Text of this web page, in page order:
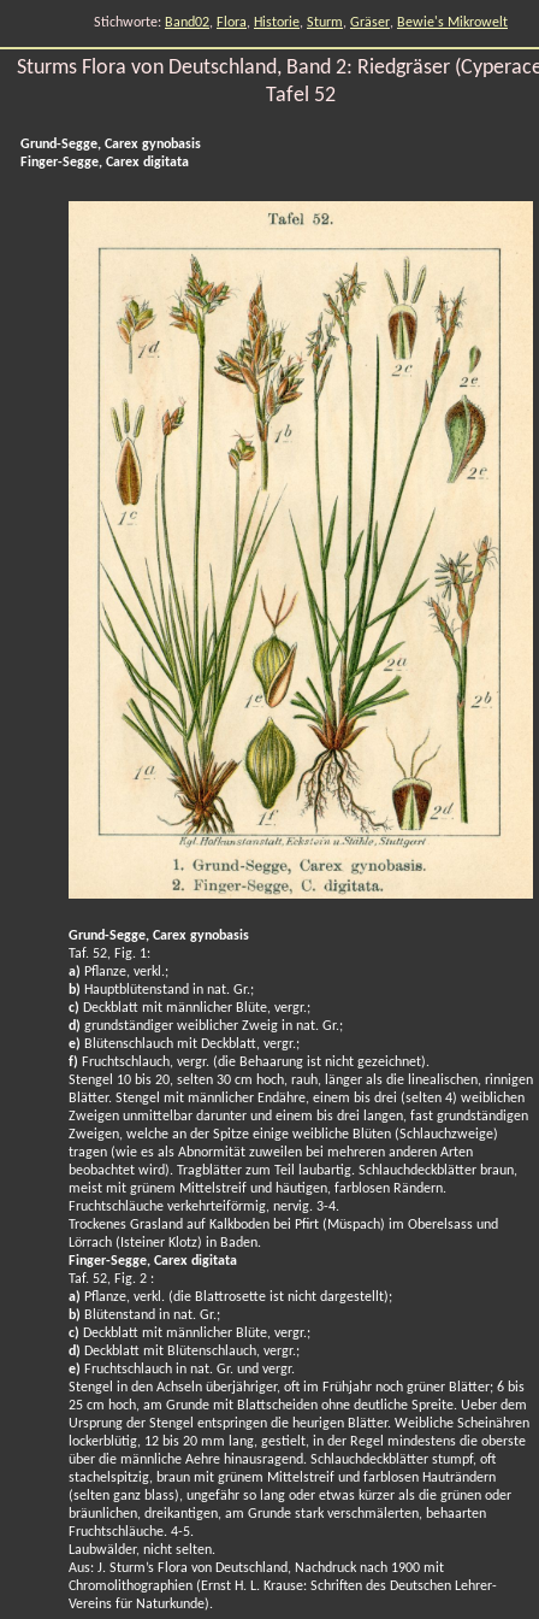
Stichworte: Band02, Flora, Historie, Sturm, Gräser, Bewie's Mikrowelt
Sturms Flora von Deutschland, Band 2: Riedgräser
Tafel 52
Grund-Segge, Carex gynobasis
Finger-Segge, Carex digitata
Grund-Segge, Carex gynobasis
Taf. 52, Fig. 1:
a) Pflanze, verkl.;
b) Hauptblütenstand in nat. Gr.;
c) Deckblatt mit männlicher Blüte, vergr.;
d) grundständiger weiblicher Zweig in nat. Gr.;
e) Blütenschlauch mit Deckblatt, vergr.;
f) Fruchtschlauch, vergr. (die Behaarung ist nicht gezeichnet).
Stengel 10 bis 20, selten 30 cm hoch, rauh, länger als die linealischen, rinnigen
Blätter. Stengel mit männlicher Endähre, einem bis drei (selten 4) weiblichen
Zweigen unmittelbar darunter und einem bis drei langen, fast grundständigen
Zweigen, welche an der Spitze einige weibliche Blüten (Schlauchzweige)
tragen (wie es als Abnormität zuweilen bei mehreren anderen Arten
beobachtet wird). Tragblätter zum Teil laubartig. Schlauchdeckblätter braun,
meist mit grünem Mittelstreif und häutigen, farblosen Rändern.
Fruchtschläuche verkehrteiförmig, nervig. 3-4.
Trockenes Grasland auf Kalkboden bei Pfirt (Müspach) im Oberelsass und
Lörrach (Isteiner Klotz) in Baden.
Finger-Segge, Carex digitata
Taf. 52, Fig. 2 :
a) Pflanze, verkl. (die Blattrosette ist nicht dargestellt);
b) Blütenstand in nat. Gr.;
c) Deckblatt mit männlicher Blüte, vergr.;
d) Deckblatt mit Blütenschlauch, vergr.;
e) Fruchtschlauch in nat. Gr. und vergr.
Stengel in den Achseln überjähriger, oft im Frühjahr noch grüner Blätter; 6 bis
25 cm hoch, am Grunde mit Blattscheiden ohne deutliche Spreite. Ueber dem
Ursprung der Stengel entspringen die heurigen Blätter. Weibliche Scheinähren
lockerblütig, 12 bis 20 mm lang, gestielt, in der Regel mindestens die oberste
über die männliche Aehre hinausragend. Schlauchdeckblätter stumpf, oft
stachelspitzig, braun mit grünem Mittelstreif und farblosen Hauträndern
(selten ganz blass), ungefähr so lang oder etwas kürzer als die grünen oder
bräunlichen, dreikantigen, am Grunde stark verschmälerten, behaarten
Fruchtschläuche. 4-5.
Laubwälder, nicht selten.
Aus: J. Sturm’s Flora von Deutschland, Nachdruck nach 1900 mit
Chromolithographien (Ernst H. L. Krause: Schriften des Deutschen Lehrer-
Vereins für Naturkunde).